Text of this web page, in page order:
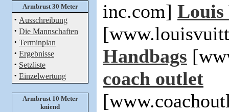
Armbrust 30 Meter
· Ausschreibung
· Die Mannschaften
· Terminplan
· Ergebnisse
· Setzliste
· Einzelwertung
Armbrust 10 Meter
kniend
inc.com]
Handbags
coach outlet